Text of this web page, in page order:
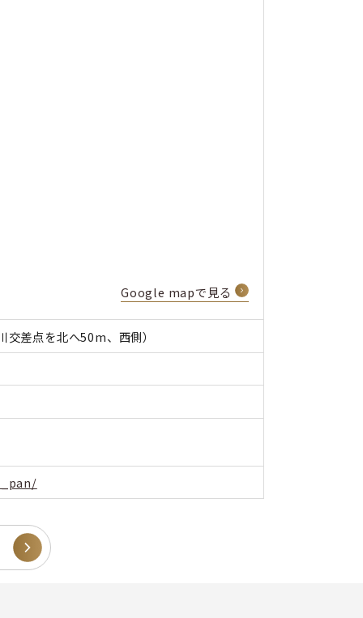
Google mapで見る
差点を北へ50m、西側）